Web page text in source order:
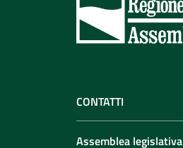
CONTATTI
Assemblea legislativa